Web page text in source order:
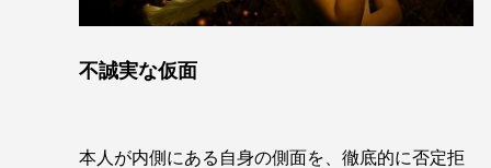
不誠実な仮面
本人が内側にある自身の側面を、徹底的に否定拒